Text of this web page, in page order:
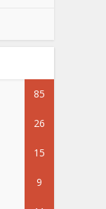
85
26
15
9